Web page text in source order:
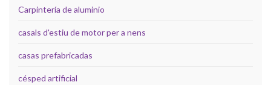
Carpintería de aluminio
casals d'estiu de motor per a nens
casas prefabricadas
césped artificial